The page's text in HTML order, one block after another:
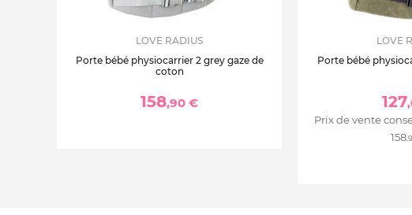
LOVE RADIUS
Porte bébé physiocarrier 2 grey gaze de
coton
158,90 €
LOVE
Porte bébé
127
Prix de vente
158